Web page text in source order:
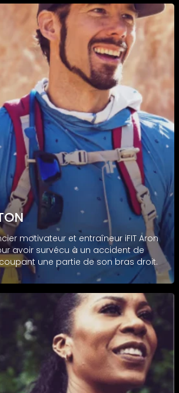
motivateur et entraîneur iFIT Aron
avoir survécu à un accident de
une partie de son bras droit.